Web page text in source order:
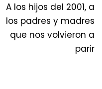
A los hijos del 2001, a
los padres y madres
que nos volvieron a
parir